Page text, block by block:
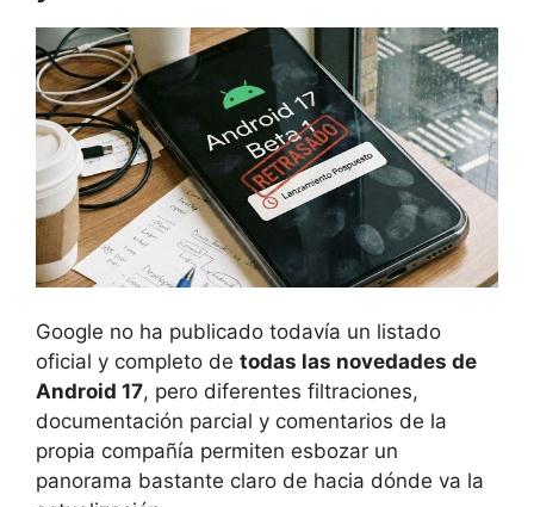
Google no ha publicado todavía un listado
oficial y completo de todas las novedades de
Android 17, pero diferentes filtraciones,
documentación parcial y comentarios de la
propia compañía permiten esbozar un
panorama bastante claro de hacia dónde va la